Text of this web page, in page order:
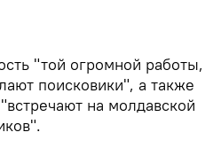
"той огромной работы,
поисковики", а также
на молдавской